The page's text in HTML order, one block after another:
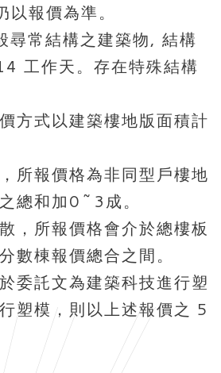
報價為準。
尋常結構之建築物, 結構
工作天。存在特殊結構
方式以建築樓地版面積計
所報價格為非同型戶樓地
總和加0~3成。
，所報價格會介於總樓板
數棟報價總合之間。
委託文為建築科技進行塑
塑模，則以上述報價之 5